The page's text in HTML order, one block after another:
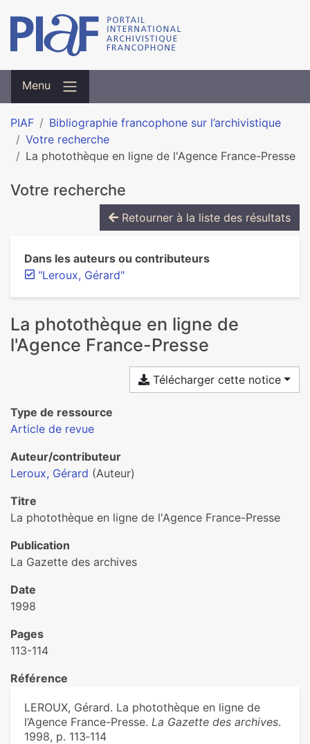
Menu
PIAF
Bibliographie francophone sur l’archivistique
Votre recherche
La photothèque en ligne de l'Agence France-Presse
Votre recherche
Retourner à la liste des résultats
Dans les auteurs ou contributeurs
"Leroux, Gérard"
La photothèque en ligne de
l'Agence France-Presse
Télécharger cette notice
Type de ressource
Article de revue
Auteur/contributeur
Leroux, Gérard (Auteur)
Titre
La photothèque en ligne de l'Agence France-Presse
Publication
La Gazette des archives
Date
1998
Pages
113-114
Référence
LEROUX, Gérard. La photothèque en ligne de
l’Agence France-Presse. La Gazette des archives.
1998, p. 113‑114